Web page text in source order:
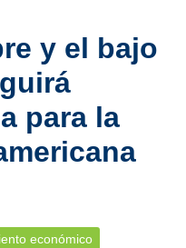
y el bajo
para la
económico